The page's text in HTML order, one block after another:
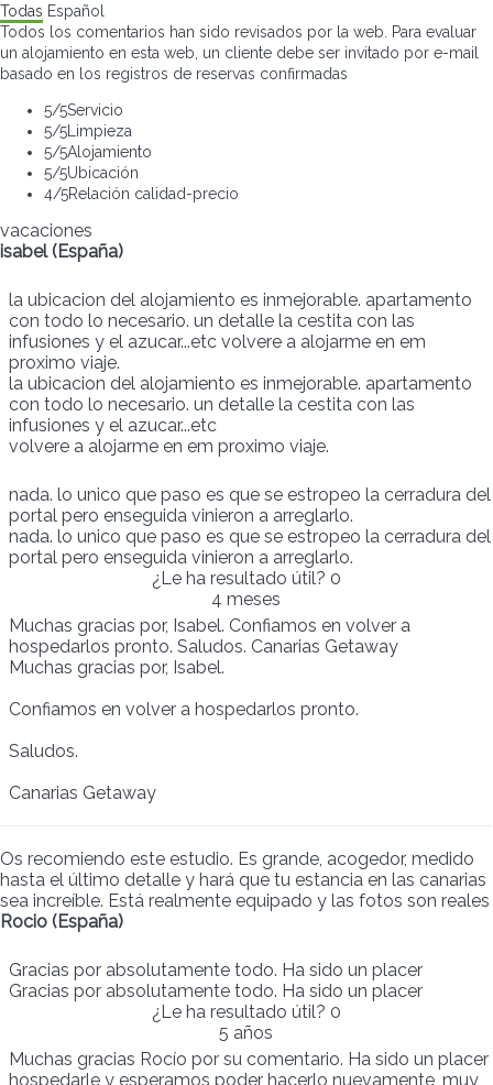
Todas Español
Todos los comentarios han sido revisados por la web. Para evaluar
un alojamiento en esta web, un cliente debe ser invitado por e-mail
basado en los registros de reservas confirmadas
5/5Servicio
5/5Limpieza
5/5Alojamiento
5/5Ubicación
4/5Relación calidad-precio
vacaciones
isabel (España)
la ubicacion del alojamiento es inmejorable. apartamento
con todo lo necesario. un detalle la cestita con las
infusiones y el azucar...etc volvere a alojarme en em
proximo viaje.
la ubicacion del alojamiento es inmejorable. apartamento
con todo lo necesario. un detalle la cestita con las
infusiones y el azucar...etc
volvere a alojarme en em proximo viaje.
nada. lo unico que paso es que se estropeo la cerradura del
portal pero enseguida vinieron a arreglarlo.
nada. lo unico que paso es que se estropeo la cerradura del
portal pero enseguida vinieron a arreglarlo.
¿Le ha resultado útil? 0
4 meses
Muchas gracias por, Isabel. Confiamos en volver a
hospedarlos pronto. Saludos. Canarias Getaway
Muchas gracias por, Isabel.
Confiamos en volver a hospedarlos pronto.
Saludos.
Canarias Getaway
Os recomiendo este estudio. Es grande, acogedor, medido
hasta el último detalle y hará que tu estancia en las canarias
sea increíble. Está realmente equipado y las fotos son reales
Rocio (España)
Gracias por absolutamente todo. Ha sido un placer
Gracias por absolutamente todo. Ha sido un placer
¿Le ha resultado útil? 0
5 años
Muchas gracias Rocío por su comentario. Ha sido un placer
hospedarle y esperamos poder hacerlo nuevamente, muy